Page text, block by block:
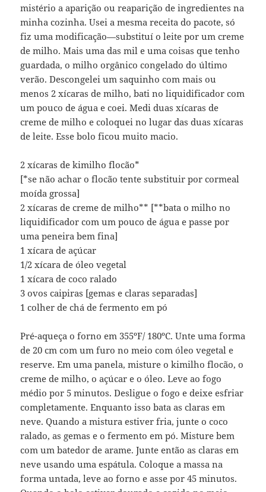
mistério a aparição ou reaparição de ingredientes na
minha cozinha. Usei a mesma receita do pacote, só
fiz uma modificação—substituí o leite por um creme
de milho. Mais uma das mil e uma coisas que tenho
guardada, o milho orgânico congelado do último
verão. Descongelei um saquinho com mais ou
menos 2 xícaras de milho, bati no liquidificador com
um pouco de água e coei. Medi duas xícaras de
creme de milho e coloquei no lugar das duas xícaras
de leite. Esse bolo ficou muito macio.
2 xícaras de kimilho flocão*
[*se não achar o flocão tente substituir por cormeal
moída grossa]
2 xícaras de creme de milho** [**bata o milho no
liquidificador com um pouco de água e passe por
uma peneira bem fina]
1 xícara de açúcar
1/2 xícara de óleo vegetal
1 xícara de coco ralado
3 ovos caipiras [gemas e claras separadas]
1 colher de chá de fermento em pó
Pré-aqueça o forno em 355ºF/ 180ºC. Unte uma forma
de 20 cm com um furo no meio com óleo vegetal e
reserve. Em uma panela, misture o kimilho flocão, o
creme de milho, o açúcar e o óleo. Leve ao fogo
médio por 5 minutos. Desligue o fogo e deixe esfriar
completamente. Enquanto isso bata as claras em
neve. Quando a mistura estiver fria, junte o coco
ralado, as gemas e o fermento em pó. Misture bem
com um batedor de arame. Junte então as claras em
neve usando uma espátula. Coloque a massa na
forma untada, leve ao forno e asse por 45 minutos.